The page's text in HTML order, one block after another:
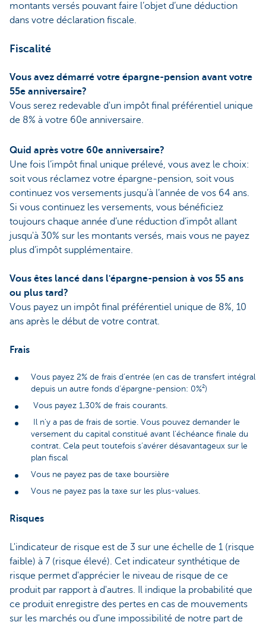
montants versés pouvant faire l’objet d’une déduction
dans votre déclaration fiscale.
Fiscalité
Vous avez démarré votre épargne-pension avant votre
55e anniversaire?
Vous serez redevable d'un impôt final préférentiel unique
de 8% à votre 60e anniversaire.
Quid après votre 60e anniversaire?
Une fois l’impôt final unique prélevé, vous avez le choix:
soit vous réclamez votre épargne-pension, soit vous
continuez vos versements jusqu’à l’année de vos 64 ans.
Si vous continuez les versements, vous bénéficiez
toujours chaque année d’une réduction d’impôt allant
jusqu'à 30% sur les montants versés, mais vous ne payez
plus d’impôt supplémentaire.
Vous êtes lancé dans l'épargne-pension à vos 55 ans
ou plus tard?
Vous payez un impôt final préférentiel unique de 8%, 10
ans après le début de votre contrat.
Frais
Vous payez 2% de frais d’entrée (en cas de transfert intégral
depuis un autre fonds d’épargne-pension: 0%²)
Vous payez 1,30% de frais courants.
Il n'y a pas de frais de sortie. Vous pouvez demander le
versement du capital constitué avant l'échéance finale du
contrat. Cela peut toutefois s’avérer désavantageux sur le
plan fiscal
Vous ne payez pas de taxe boursière
Vous ne payez pas la taxe sur les plus-values.
Risques
L'indicateur de risque est de 3 sur une échelle de 1 (risque
faible) à 7 (risque élevé). Cet indicateur synthétique de
risque permet d'apprécier le niveau de risque de ce
produit par rapport à d'autres. Il indique la probabilité que
ce produit enregistre des pertes en cas de mouvements
sur les marchés ou d'une impossibilité de notre part de